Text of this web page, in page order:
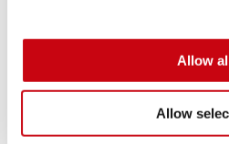
Allow
Allow
Una skim è in genere più
modello ibrido dà più
prevedibile nella scia.
Che misura devo scegliere?
Dipende soprattutto da